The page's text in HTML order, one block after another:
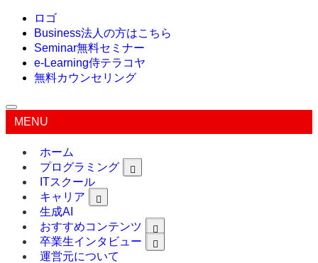
ロゴ
Business法人の方はこちら
Seminar無料セミナー
e-Learning侍テラコヤ
無料カウンセリング
MENU
ホーム
プログラミング
ITスクール
キャリア
生成AI
おすすめコンテンツ
卒業生インタビュー
運営元について